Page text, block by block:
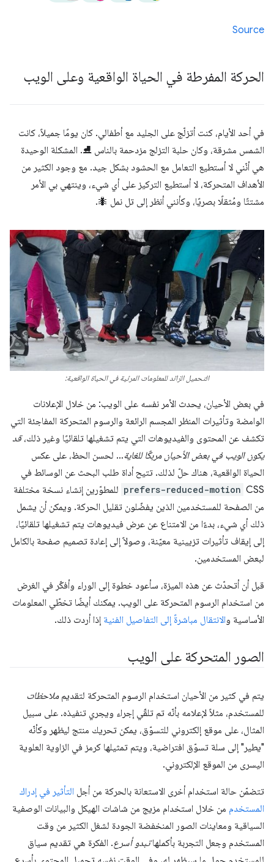
Source
الحركة المفرطة في الحياة الواقعية وعلى الويب
في أحد الأيام، كنت أتزلّج على الجليد مع أطفالي. كان يومًا جميلاً، كانت
الشمس مشرقة، وكان حلبة التزلج مزدحمة بالناس ⛸. المشكلة الوحيدة
هي أنّني لا أستطيع التعامل مع الحشود بشكل جيد. مع وجود الكثير من
الأهداف المتحركة، لا أستطيع التركيز على أي شيء، وينتهي بي الأمر
مشتتًا ومُثقلًا بصريًا، وكأنني أنظر إلى تل نمل 🐜.
التحميل الزائد للمعلومات المرئية في الحياة الواقعية:
في بعض الأحيان، يحدث الأمر نفسه على الويب: من خلال الإعلانات
الوامضة وتأثيرات المنظر المجسم الرائعة والرسوم المتحركة المفاجئة التي
تكشف عن المحتوى والفيديوهات التي يتم تشغيلها تلقائيًا وغير ذلك،قد
يكون الويب في بعض الأحيان مربكًا للغاية… لحسن الحظ، على عكس
الحياة الواقعية، هناك حلّ لذلك. تتيح أداة طلب البحث عن الوسائط في
CSS
prefers-reduced-motion للمطوّرين إنشاء نسخة مختلفة
من الصفحة للمستخدمين الذين يفضّلون تقليل الحركة. ويمكن أن يشمل
ذلك أي شيء، بدءًا من الامتناع عن عرض فيديوهات يتم تشغيلها تلقائيًا،
إلى إيقاف تأثيرات تزيينية معيّنة، وصولاً إلى إعادة تصميم صفحة بالكامل
لبعض المستخدمين.
قبل أن أتحدّث عن هذه الميزة، سأعود خطوة إلى الوراء وأفكّر في الغرض
من استخدام الرسوم المتحركة على الويب. يمكنك أيضًا تخطّي المعلومات
الأساسية والانتقال مباشرةً إلى التفاصيل الفنية إذا أردت ذلك.
الصور المتحركة على الويب
يتم في كثير من الأحيان استخدام الرسوم المتحركة لتقديم ملاحظات
للمستخدم، مثلاً لإعلامه بأنّه تم تلقّي إجراء ويجري تنفيذه. على سبيل
المثال، على موقع إلكتروني للتسوّق، يمكن تحريك منتج ليظهر وكأنّه
"يطير" إلى سلة تسوّق افتراضية، ويتم تمثيلها كرمز في الزاوية العلوية
اليسرى من الموقع الإلكتروني.
تتضمّن حالة استخدام أخرى الاستعانة بالحركة من أجل التأثير في إدراك
المستخدم من خلال استخدام مزيج من شاشات الهيكل والبيانات الوصفية
السياقية ومعاينات الصور المنخفضة الجودة لشغل الكثير من وقت
المستخدم وجعل التجربة بأكملهاتبدو أسرع. الفكرة هي تقديم سياق